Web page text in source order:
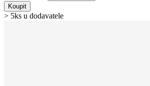
Koupit
> 5ks u dodavatele